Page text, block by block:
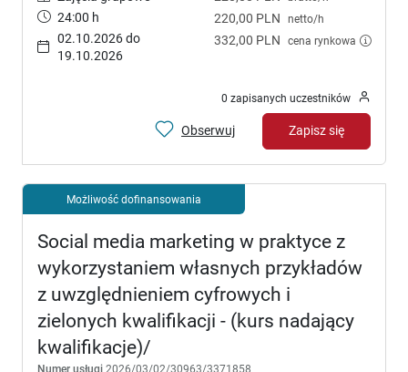
220,00 PLN netto/h
332,00 PLN cena rynkowa
24:00 h
02.10.2026 do
19.10.2026
0 zapisanych uczestników
Obserwuj Zapisz się
Możliwość dofinansowania
Social media marketing w praktyce z
wykorzystaniem własnych przykładów
z uwzględnieniem cyfrowych i
zielonych kwalifikacji - (kurs nadający
kwalifikacje)/
Numer usługi 2026/03/02/30963/3371858